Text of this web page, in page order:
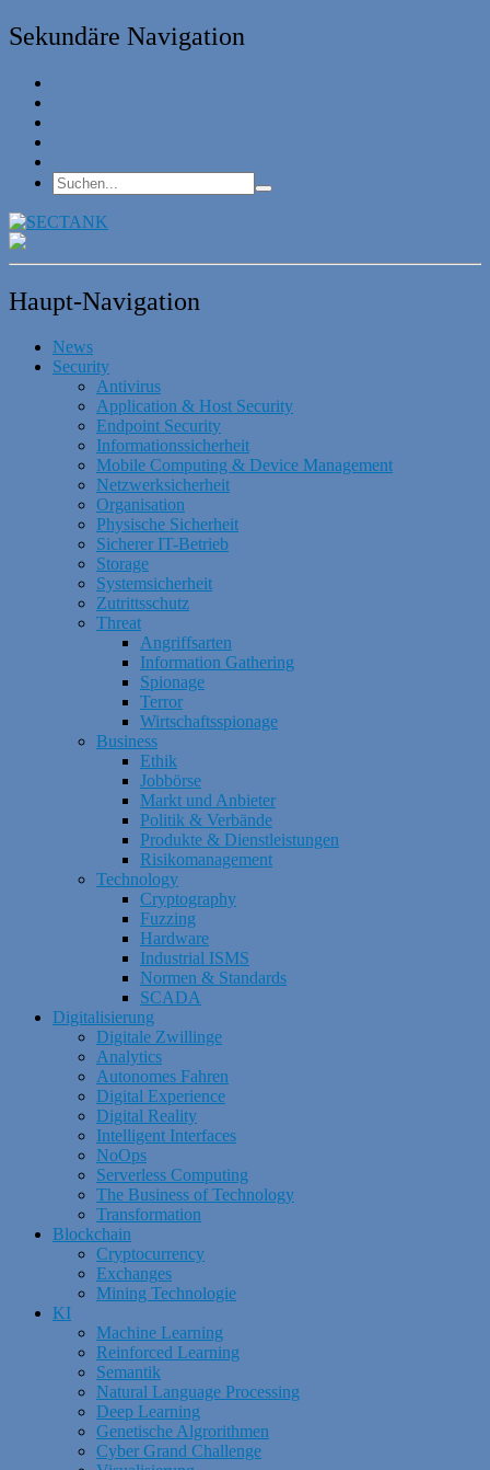
Sekundäre Navigation
Haupt-Navigation
News
Security
Antivirus
Application & Host Security
Endpoint Security
Informationssicherheit
Mobile Computing & Device Management
Netzwerksicherheit
Organisation
Physische Sicherheit
Sicherer IT-Betrieb
Storage
Systemsicherheit
Zutrittsschutz
Threat
Angriffsarten
Information Gathering
Spionage
Terror
Wirtschaftsspionage
Business
Ethik
Jobbörse
Markt und Anbieter
Politik & Verbände
Produkte & Dienstleistungen
Risikomanagement
Technology
Cryptography
Fuzzing
Hardware
Industrial ISMS
Normen & Standards
SCADA
Digitalisierung
Digitale Zwillinge
Analytics
Autonomes Fahren
Digital Experience
Digital Reality
Intelligent Interfaces
NoOps
Serverless Computing
The Business of Technology
Transformation
Blockchain
Cryptocurrency
Exchanges
Mining Technologie
KI
Machine Learning
Reinforced Learning
Semantik
Natural Language Processing
Deep Learning
Genetische Algrorithmen
Cyber Grand Challenge